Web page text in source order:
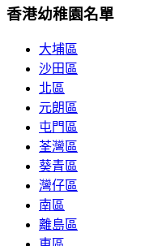
香港幼稚園名單
大埔區
沙田區
北區
元朗區
屯門區
荃灣區
葵青區
灣仔區
南區
離島區